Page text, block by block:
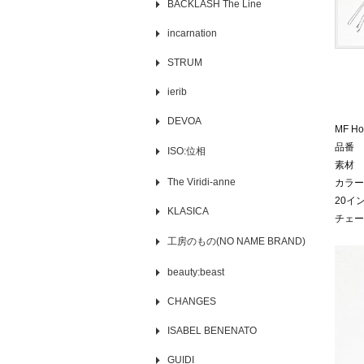
MF
品番
素材
カラ
20イ
チェ
BACKLASH The Line
incarnation
STRUM
ierib
DEVOA
ISO:位相
The Viridi-anne
KLASICA
工房のもの(NO NAME BRAND)
beauty:beast
CHANGES
ISABEL BENENATO
GUIDI